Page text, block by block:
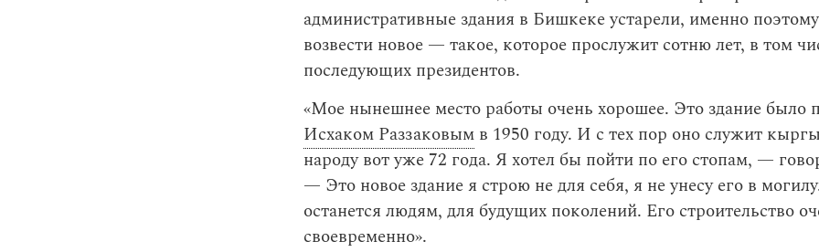
административные здания в Бишкеке устарели, именно
возвести новое — такое, которое прослужит сотню лет, в том
последующих президентов.
«Мое нынешнее место работы очень хорошее. Это здание было
Исхаком Раззаковым в 1950 году. И с тех пор оно служит
народу вот уже 72 года. Я хотел бы пойти по его стопам, —
— Это новое здание я строю не для себя, я не унесу его в
останется людям, для будущих поколений. Его строительство
своевременно».